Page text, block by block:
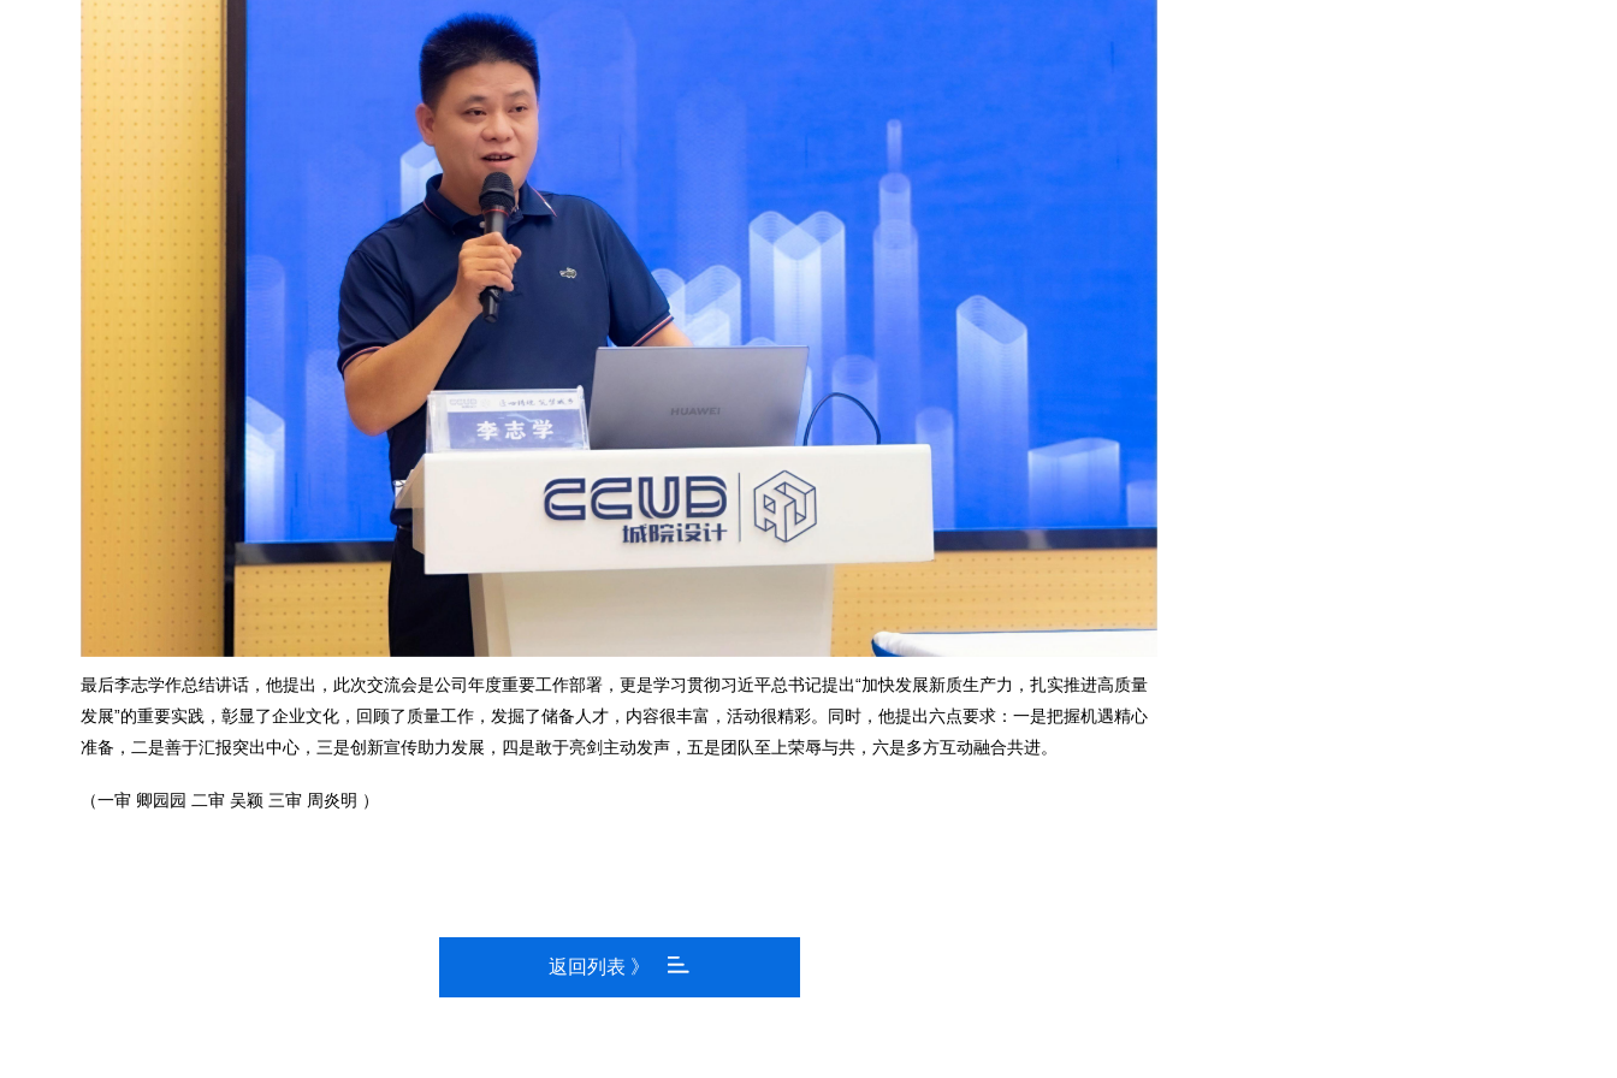
最后李志学作总结讲话，他提出，此次交流会是公司年度重要工作部署，更是学习贯彻习近平总书记提出“加快发展新质生产力，扎实推进高质量
发展”的重要实践，彰显了企业文化，回顾了质量工作，发掘了储备人才，内容很丰富，活动很精彩。同时，他提出六点要求：一是把握机遇精心
准备，二是善于汇报突出中心，三是创新宣传助力发展，四是敢于亮剑主动发声，五是团队至上荣辱与共，六是多方互动融合共进。
（一审 卿园园 二审 吴颖 三审 周炎明 ）
返回列表 》